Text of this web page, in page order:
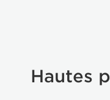
Hautes